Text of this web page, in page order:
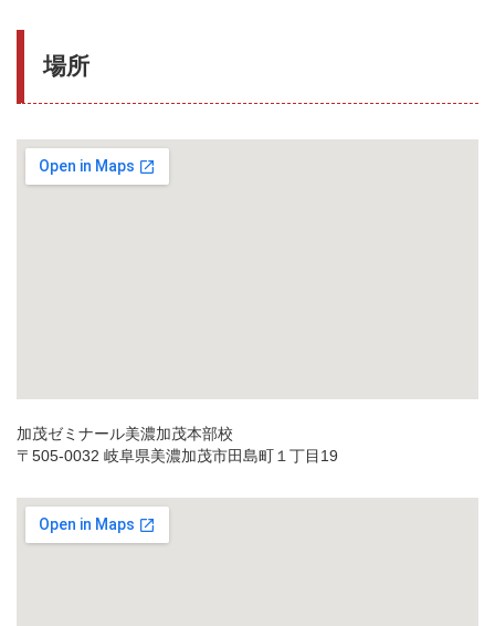
場所
加茂ゼミナール美濃加茂本部校
〒505-0032 岐阜県美濃加茂市田島町１丁目19